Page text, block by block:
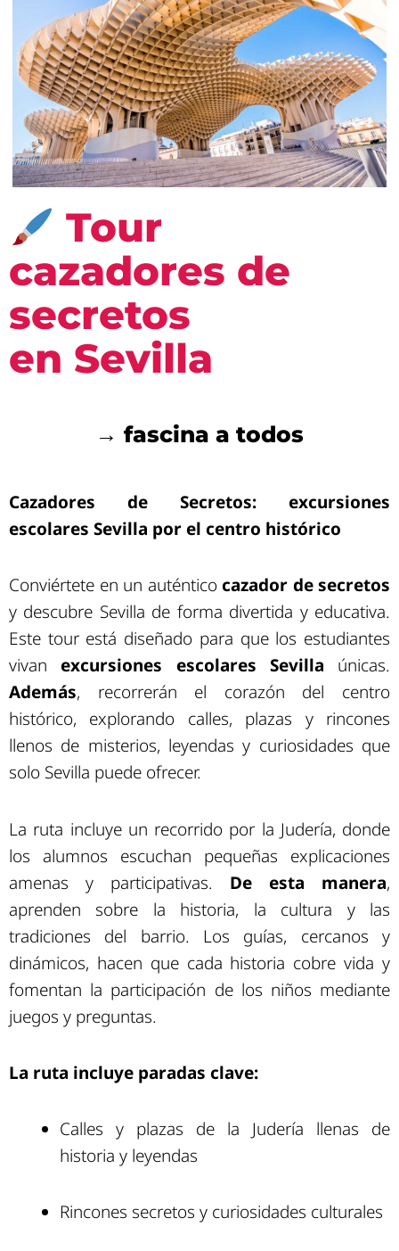
Tour
cazadores de
secretos
en Sevilla
→ fascina a todos
Cazadores de Secretos: excursiones
escolares Sevilla por el centro histórico
Conviértete en un auténtico cazador de secretos
y descubre Sevilla de forma divertida y educativa.
Este tour está diseñado para que los estudiantes
vivan excursiones escolares Sevilla únicas.
Además, recorrerán el corazón del centro
histórico, explorando calles, plazas y rincones
llenos de misterios, leyendas y curiosidades que
solo Sevilla puede ofrecer.
La ruta incluye un recorrido por la Judería, donde
los alumnos escuchan pequeñas explicaciones
amenas y participativas. De esta manera,
aprenden sobre la historia, la cultura y las
tradiciones del barrio. Los guías, cercanos y
dinámicos, hacen que cada historia cobre vida y
fomentan la participación de los niños mediante
juegos y preguntas.
La ruta incluye paradas clave:
Calles y plazas de la Judería llenas de
historia y leyendas
Rincones secretos y curiosidades culturales